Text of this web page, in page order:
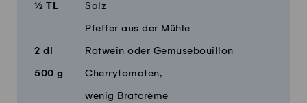
½ TL Salz
Pfeffer aus der Mühle
2 dl Rotwein oder Gemüsebouillon
500 g Cherrytomaten,
wenig Bratcrème